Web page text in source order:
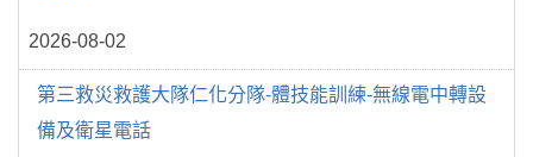
2026-08-02
第三救災救護大隊仁化分隊-體技能訓練-無線電中轉設
備及衛星電話